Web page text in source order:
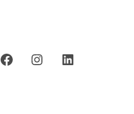
FacebookInstagram